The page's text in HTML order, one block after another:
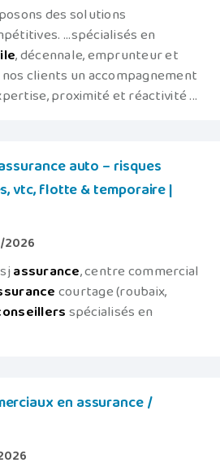
des solutions
...spécialisés en
, décennale, emprunteur et
clients un accompagnement
proximité et réactivité ...
auto – risques
vtc, flotte & temporaire |
2026
assurance, centre commercial
courtage (roubaix,
spécialisés en
en assurance /